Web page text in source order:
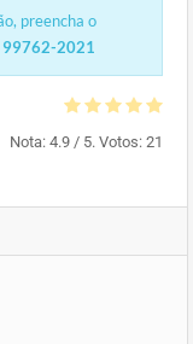
preencha o
99762-2021
Nota: 4.9 / 5. Votos: 21